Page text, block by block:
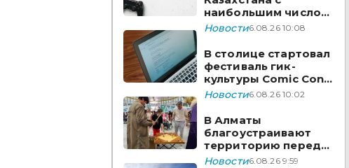
наибольшим числом
вакансий на Enbek.kz
Новости6.08.26 10:08
В столице стартовал
фестиваль гик-
культуры Comic Con
Astana 2026
Новости6.08.26 10:02
В Алматы
благоустраивают
территорию перед
ТЮЗом
Новости6.08.26 9:59